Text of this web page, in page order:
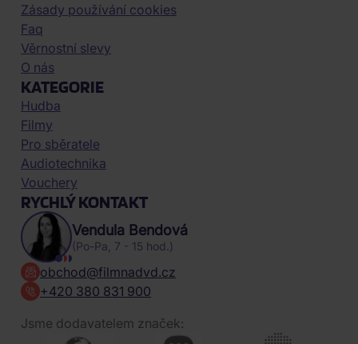
Zásady používání cookies
Faq
Věrnostní slevy
O nás
KATEGORIE
Hudba
Filmy
Pro sběratele
Audiotechnika
Vouchery
RYCHLÝ KONTAKT
Vendula Bendová
(Po-Pa, 7 - 15 hod.)
obchod@filmnadvd.cz
+420 380 831 900
Jsme dodavatelem značek: